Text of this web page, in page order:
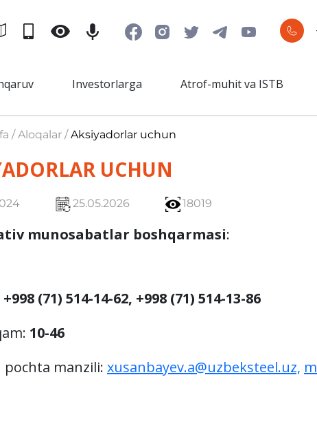
Investorlarga Atrof-muhit va ISTB
/ Aloqalar /Aksiyadorlar uchun
UCHUN
25.05.2026 18019
munosabatlar boshqarmasi:
+998 (71) 514-14-62, +998 (71) 514-13-86
10-46
pochta manzili: xusanbayev.a@uzbeksteel.uz,